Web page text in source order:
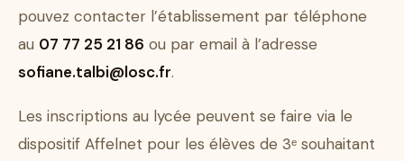
pouvez contacter l’établissement par téléphone
au 07 77 25 21 86 ou par email à l’adresse
sofiane.talbi@losc.fr.
Les inscriptions au lycée peuvent se faire via le
dispositif Affelnet pour les élèves de 3ᵉ souhaitant